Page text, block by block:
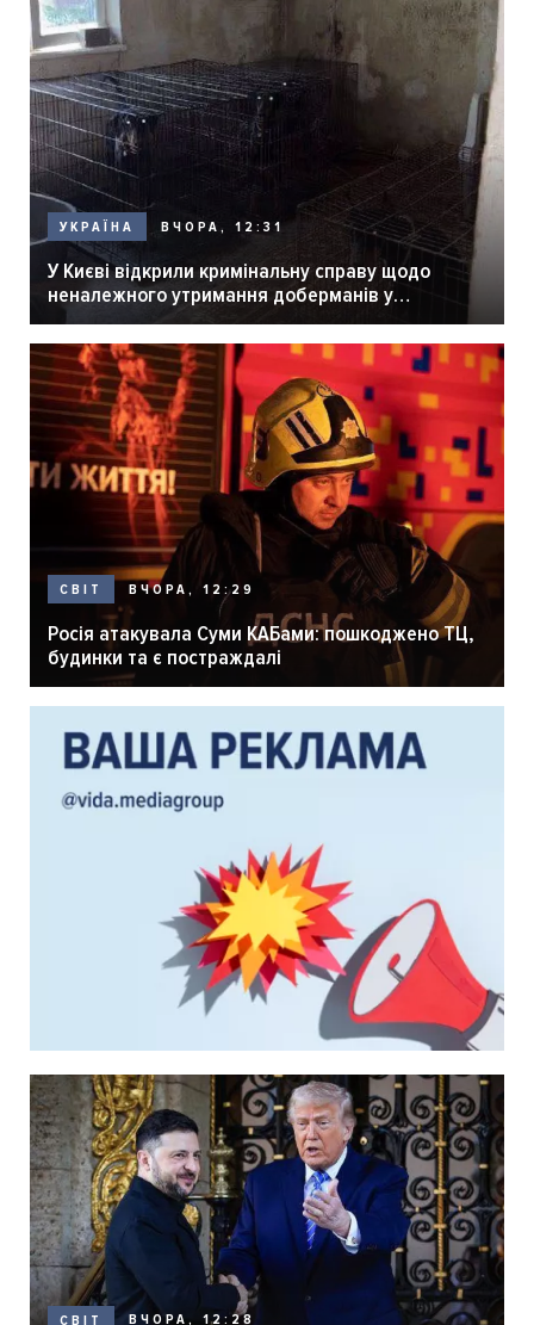
УКРАЇНА ВЧОРА, 12:31
У Києві відкрили кримінальну справу щодо
неналежного утримання доберманів у
розпліднику
СВІТ ВЧОРА, 12:29
Росія атакувала Суми КАБами: пошкоджено ТЦ,
будинки та є постраждалі
СВІТ ВЧОРА, 12:28